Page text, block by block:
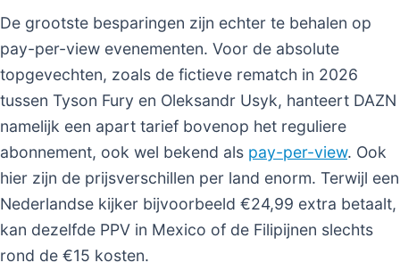
De grootste besparingen zijn echter te behalen op
pay-per-view evenementen. Voor de absolute
topgevechten, zoals de fictieve rematch in 2026
tussen Tyson Fury en Oleksandr Usyk, hanteert DAZN
namelijk een apart tarief bovenop het reguliere
abonnement, ook wel bekend als pay-per-view. Ook
hier zijn de prijsverschillen per land enorm. Terwijl een
Nederlandse kijker bijvoorbeeld €24,99 extra betaalt,
kan dezelfde PPV in Mexico of de Filipijnen slechts
rond de €15 kosten.